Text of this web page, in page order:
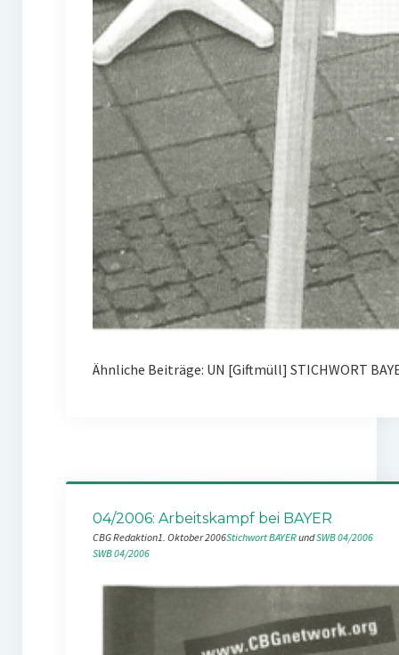
Ähnliche Beiträge: UN [Giftmüll] STICHWORT
04/2006: Arbeitskampf bei BAYER
CBG Redaktion1. Oktober 2006Stichwort BAYER und SWB 04/2006
SWB 04/2006